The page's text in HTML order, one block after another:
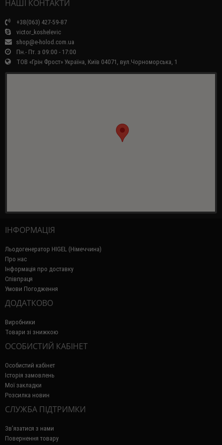
НАШІ КОНТАКТИ
+38(063) 427-59-87
victor_koshelevic
shop@e-holod.com.ua
Пн.- Пт. з 09:00 - 17:00
ТОВ «Грін Фрост» Україна, Київ 04071, вул.Чорноморська, 1
ІНФОРМАЦІЯ
Льодогенератор HIGEL (Німеччина)
Про нас
Інформація про доставку
Співпраця
Умови Погодження
ДОДАТКОВО
Виробники
Товари зі знижкою
ОСОБИСТИЙ КАБІНЕТ
Особистий кабінет
Історія замовлень
Мої закладки
Розсилка новин
СЛУЖБА ПІДТРИМКИ
Зв’язатися з нами
Повернення товару